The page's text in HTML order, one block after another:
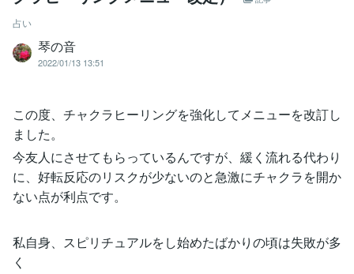
占い
琴の音
2022/01/13 13:51
この度、チャクラヒーリングを強化してメニューを改訂し
ました。
今友人にさせてもらっているんですが、緩く流れる代わり
に、好転反応のリスクが少ないのと急激にチャクラを開か
ない点が利点です。
私自身、スピリチュアルをし始めたばかりの頃は失敗が多
く